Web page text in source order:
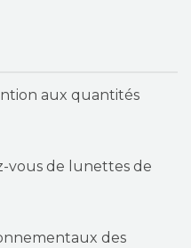
aux quantités
vous de lunettes de
des